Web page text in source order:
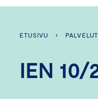
ETUSIVU › PALVELUT
IEN 10/